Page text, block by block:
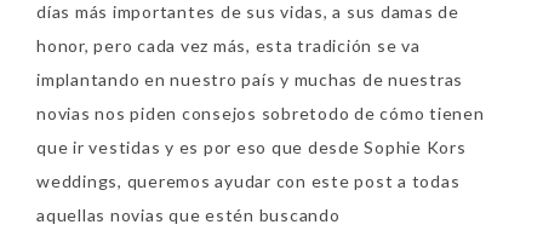
días más importantes de sus vidas, a sus damas de
honor, pero cada vez más, esta tradición se va
implantando en nuestro país y muchas de nuestras
novias nos piden consejos sobretodo de cómo tienen
que ir vestidas y es por eso que desde Sophie Kors
weddings, queremos ayudar con este post a todas
aquellas novias que estén buscando